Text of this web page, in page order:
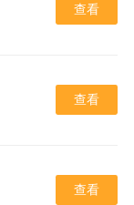
查看
查看
查看